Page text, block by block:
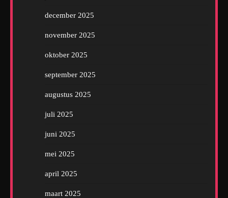
december 2025
november 2025
oktober 2025
september 2025
augustus 2025
juli 2025
juni 2025
mei 2025
april 2025
maart 2025